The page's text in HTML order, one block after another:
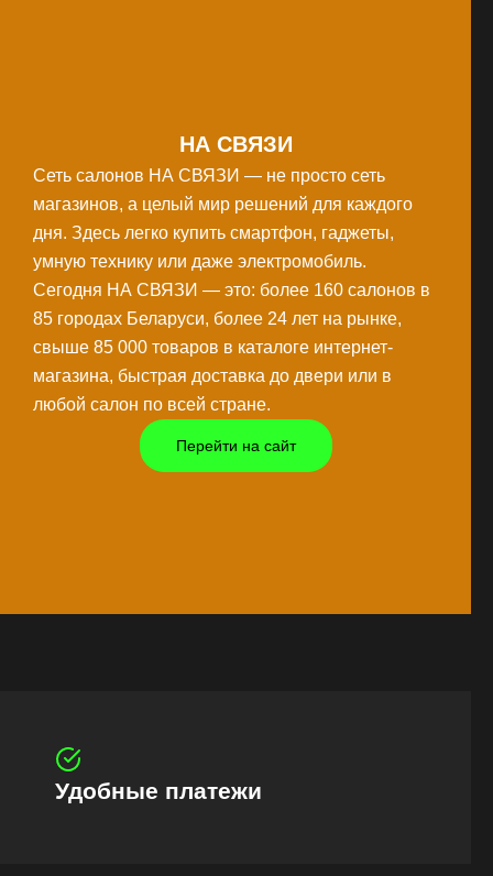
НА СВЯЗИ
Сеть салонов НА СВЯЗИ — не просто сеть
магазинов, а целый мир решений для каждого
дня. Здесь легко купить смартфон, гаджеты,
умную технику или даже электромобиль.
Сегодня НА СВЯЗИ — это: более 160 салонов в
85 городах Беларуси, более 24 лет на рынке,
свыше 85 000 товаров в каталоге интернет-
магазина, быстрая доставка до двери или в
любой салон по всей стране.
Перейти на сайт
Удобные платежи